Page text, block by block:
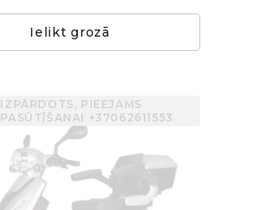
Ielikt grozā
IZPĀRDOTS, PIEEJAMS
PASŪTĪŠANAI +37062611553